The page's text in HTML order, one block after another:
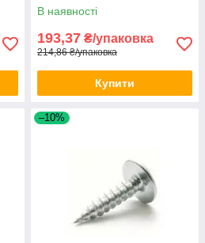
В наявності
193,37 ₴/упаковка
214,86 ₴/упаковка
Купити
–10%